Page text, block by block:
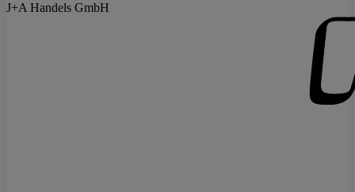
J+A Handels GmbH